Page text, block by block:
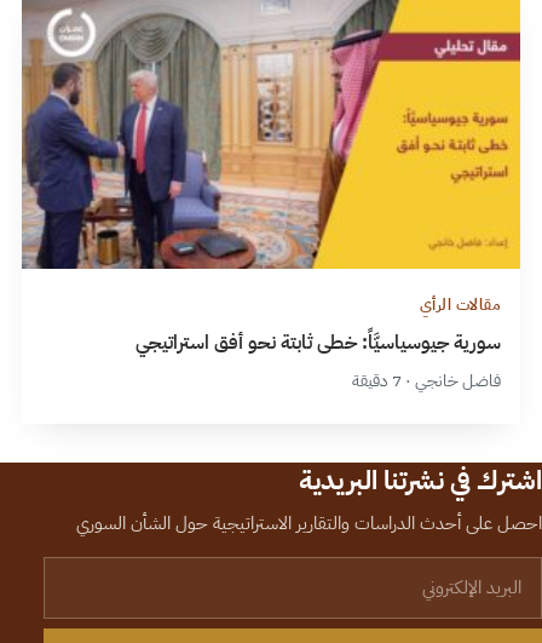
مقالات الرأي
سورية جيوسياسيَّاً: خطى ثابتة نحو أفق استراتيجي
فاضل خانجي · 7 دقيقة
اشترك في نشرتنا البريدية
احصل على أحدث الدراسات والتقارير الاستراتيجية حول الشأن السوري